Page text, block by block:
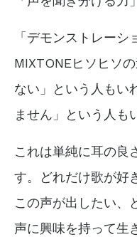
「デモンストレー
MIXTONEヒソヒソ
ない」という人もい
ません」という人も
これは単純に耳の良
す。どれだけ歌が好
この声が出したい、
声に興味を持って生